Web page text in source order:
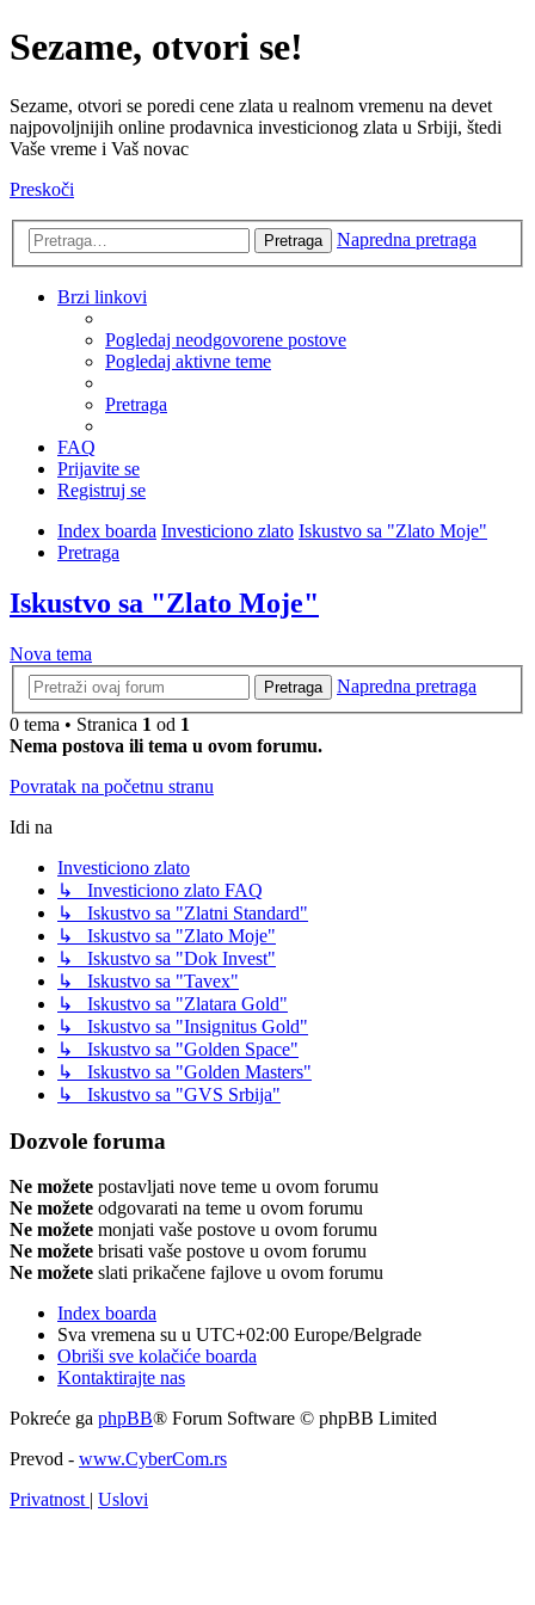
Sezame, otvori se!
Sezame, otvori se poredi cene zlata u realnom vremenu na devet
najpovoljnijih online prodavnica investicionog zlata u Srbiji, štedi
Vaše vreme i Vaš novac
Preskoči
Pretraga Napredna pretraga
Brzi linkovi
Pogledaj neodgovorene postove
Pogledaj aktivne teme
Pretraga
FAQ
Prijavite se
Registruj se
Index boarda Investiciono zlato Iskustvo sa "Zlato Moje"
Pretraga
Iskustvo sa "Zlato Moje"
Nova tema
Pretraga
Napredna pretraga
0 tema • Stranica 1 od 1
Nema postova ili tema u ovom forumu.
Povratak na početnu stranu
Idi na
Investiciono zlato
↳ Investiciono zlato FAQ
↳ Iskustvo sa "Zlatni Standard"
↳ Iskustvo sa "Zlato Moje"
↳ Iskustvo sa "Dok Invest"
↳ Iskustvo sa "Tavex"
↳ Iskustvo sa "Zlatara Gold"
↳ Iskustvo sa "Insignitus Gold"
↳ Iskustvo sa "Golden Space"
↳ Iskustvo sa "Golden Masters"
↳ Iskustvo sa "GVS Srbija"
Dozvole foruma
Ne možete postavljati nove teme u ovom forumu
Ne možete odgovarati na teme u ovom forumu
Ne možete monjati vaše postove u ovom forumu
Ne možete brisati vaše postove u ovom forumu
Ne možete slati prikačene fajlove u ovom forumu
Index boarda
Sva vremena su u UTC+02:00 Europe/Belgrade
Obriši sve kolačiće boarda
Kontaktirajte nas
Pokreće ga phpBB® Forum Software © phpBB Limited
Prevod - www.CyberCom.rs
Privatnost | Uslovi